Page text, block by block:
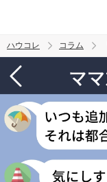
トレンド ワード
男の本音 男ウケ
ハウコレ コラム